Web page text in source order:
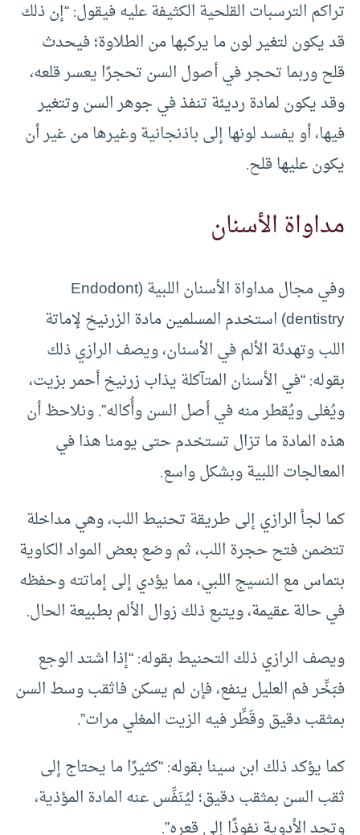
تراكم الترسبات القلحية الكثيفة عليه فيقول: “إن ذلك
قد يكون لتغير لون ما يركبها من الطلاوة؛ فيحدث
قلح وربما تحجر في أصول السن تحجرًا يعسر قلعه،
وقد يكون لمادة رديئة تنفذ في جوهر السن وتتغير
فيها، أو يفسد لونها إلى باذنجانية وغيرها من غير أن
يكون عليها قلح.
مداواة الأسنان
وفي مجال مداواة الأسنان اللبية (Endodont
dentistry) استخدم المسلمين مادة الزرنيخ لإماتة
اللب وتهدئة الألم في الأسنان، ويصف الرازي ذلك
بقوله: “في الأسنان المتآكلة يذاب زرنيخ أحمر بزيت،
ويُغلى ويُقطر منه في أصل السن وأُكاله”. ونلاحظ أن
هذه المادة ما تزال تستخدم حتى يومنا هذا في
المعالجات اللبية وبشكل واسع.
كما لجأ الرازي إلى طريقة تحنيط اللب، وهي مداخلة
تتضمن فتح حجرة اللب، ثم وضع بعض المواد الكاوية
بتماس مع النسيج اللبي، مما يؤدي إلى إماتته وحفظه
في حالة عقيمة، ويتبع ذلك زوال الألم بطبيعة الحال.
ويصف الرازي ذلك التحنيط بقوله: “إذا اشتد الوجع
فبَخِّر فم العليل ينفع، فإن لم يسكن فاثقب وسط السن
بمثقب دقيق وقَطِّر فيه الزيت المغلي مرات”.
كما يؤكد ذلك ابن سينا بقوله: “كثيرًا ما يحتاج إلى
ثقب السن بمثقب دقيق؛ ليُنَفِّس عنه المادة المؤذية،
وتجد الأدوية نفوذًا إلى قعره”.